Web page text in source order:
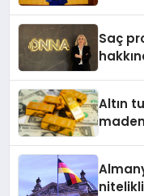
Saç
Altın
maden
nitelikli